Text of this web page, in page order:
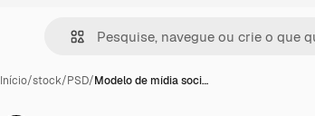
Início/stock/PSD/Modelo de mídia soci…